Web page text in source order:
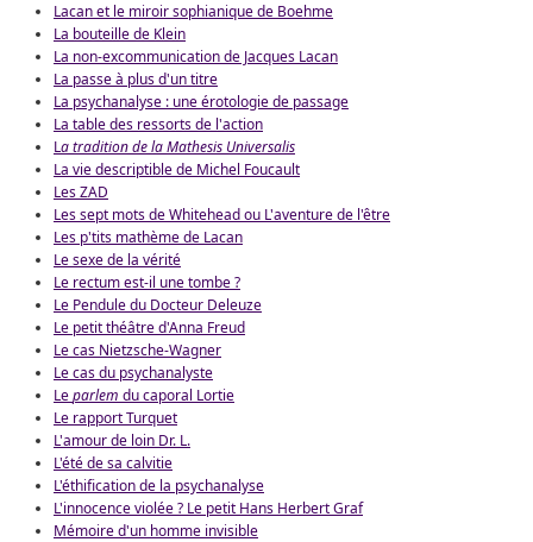
Lacan et le miroir sophianique de Boehme
La bouteille de Klein
La non-excommunication de Jacques Lacan
La passe à plus d'un titre
La psychanalyse : une érotologie de passage
La table des ressorts de l'action
La tradition de la Mathesis Universalis
La vie descriptible de Michel Foucault
Les ZAD
Les sept mots de Whitehead ou L'aventure de l'être
Les p'tits mathème de Lacan
Le sexe de la vérité
Le rectum est-il une tombe ?
Le Pendule du Docteur Deleuze
Le petit théâtre d'Anna Freud
Le cas Nietzsche-Wagner
Le cas du psychanalyste
Leparlem du caporal Lortie
Le rapport Turquet
L'amour de loin Dr. L.
L'été de sa calvitie
L'éthification de la psychanalyse
L'innocence violée ? Le petit Hans Herbert Graf
Mémoire d'un homme invisible